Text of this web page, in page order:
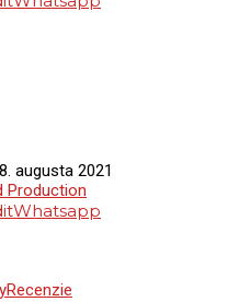
8. augusta 2021
Production
Whatsapp
Recenzie